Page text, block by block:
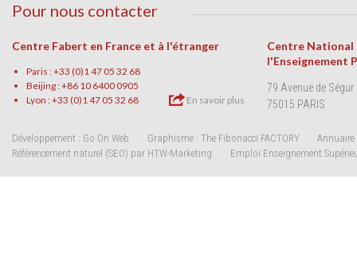
Pour nous contacter
Centre Fabert en France et à l'étranger
Paris : +33 (0)1 47 05 32 68
Beijing : +86 10 6400 0905
Lyon : +33 (0)1 47 05 32 68
En savoir plus
Centre National
l'Enseignement
79 Avenue de Ségur
75015 PARIS
Développement : Go On Web Graphisme : The Fibonacci FACTORY
Annuaire
Référencement naturel (SEO) par HTW-Marketing
Emploi Enseignement